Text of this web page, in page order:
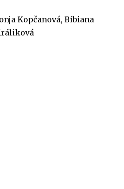
Kopčanová, Bibiana